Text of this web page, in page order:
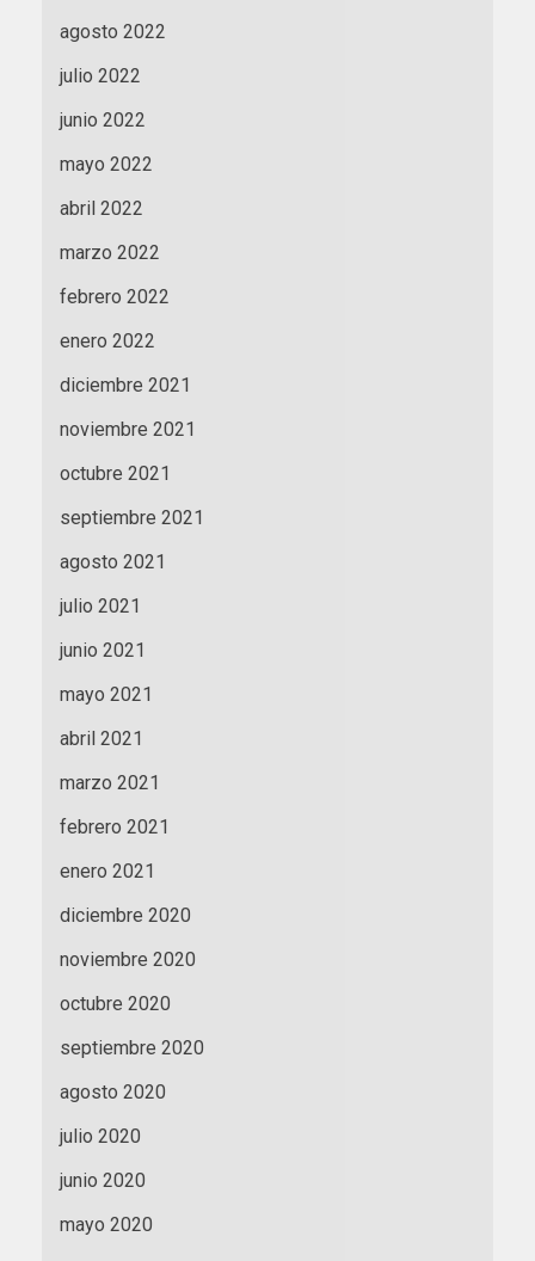
agosto 2022
julio 2022
junio 2022
mayo 2022
abril 2022
marzo 2022
febrero 2022
enero 2022
diciembre 2021
noviembre 2021
octubre 2021
septiembre 2021
agosto 2021
julio 2021
junio 2021
mayo 2021
abril 2021
marzo 2021
febrero 2021
enero 2021
diciembre 2020
noviembre 2020
octubre 2020
septiembre 2020
agosto 2020
julio 2020
junio 2020
mayo 2020